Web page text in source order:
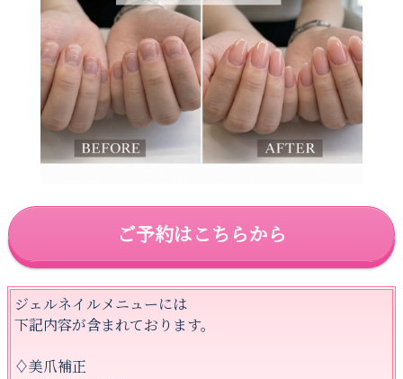
ご予約はこちらから
ジェルネイルメニューには
下記内容が含まれております。
♢美爪補正